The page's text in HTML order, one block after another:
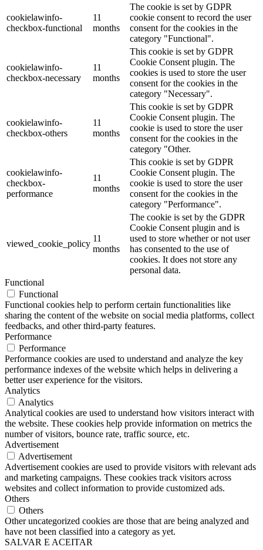
cookielawinfo-
checkbox-functional
11
months
The cookie is set by GDPR
cookie consent to record the user
consent for the cookies in the
category "Functional".
cookielawinfo-
checkbox-necessary
11
months
This cookie is set by GDPR
Cookie Consent plugin. The
cookies is used to store the user
consent for the cookies in the
category "Necessary".
cookielawinfo-
checkbox-others
11
months
This cookie is set by GDPR
Cookie Consent plugin. The
cookie is used to store the user
consent for the cookies in the
category "Other.
cookielawinfo-
checkbox-
performance
11
months
This cookie is set by GDPR
Cookie Consent plugin. The
cookie is used to store the user
consent for the cookies in the
category "Performance".
viewed_cookie_policy
11
months
The cookie is set by the GDPR
Cookie Consent plugin and is
used to store whether or not user
has consented to the use of
cookies. It does not store any
personal data.
Functional
Functional
Functional cookies help to perform certain functionalities like
sharing the content of the website on social media platforms, collect
feedbacks, and other third-party features.
Performance
Performance
Performance cookies are used to understand and analyze the key
performance indexes of the website which helps in delivering a
better user experience for the visitors.
Analytics
Analytics
Analytical cookies are used to understand how visitors interact with
the website. These cookies help provide information on metrics the
number of visitors, bounce rate, traffic source, etc.
Advertisement
Advertisement
Advertisement cookies are used to provide visitors with relevant ads
and marketing campaigns. These cookies track visitors across
websites and collect information to provide customized ads.
Others
Others
Other uncategorized cookies are those that are being analyzed and
have not been classified into a category as yet.
SALVAR E ACEITAR